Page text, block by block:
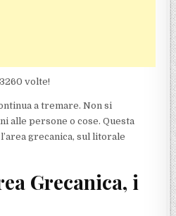
volte!
a tremare. Non si
alle persone o cose. Questa
grecanica, sul litorale
Grecanica, i